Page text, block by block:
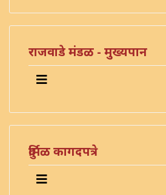
राजवाडे मंडळ - मुख्यपान
दुर्मिळ कागदपत्रे